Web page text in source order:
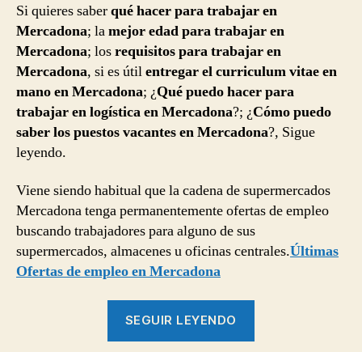
Si quieres saberqué hacer para trabajar en
Mercadona; lamejor edad para trabajar en
Mercadona; losrequisitos para trabajar en
Mercadona, si es útilentregar el curriculum vitae en
mano en Mercadona; ¿Qué puedo hacer para
trabajar en logística en Mercadona?; ¿Cómo puedo
saber los puestos vacantes en Mercadona?, Sigue
leyendo.
Viene siendo habitual que la cadena de supermercados
Mercadona tenga permanentemente ofertas de empleo
buscando trabajadores para alguno de sus
supermercados, almacenes u oficinas centrales.Últimas
Ofertas de empleo en Mercadona
SEGUIR LEYENDO